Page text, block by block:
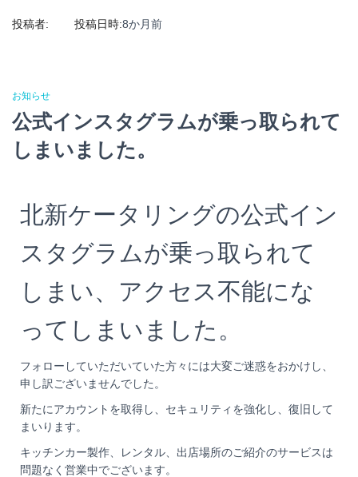
投稿者: 投稿日時:8か月前
お知らせ
公式インスタグラムが乗っ取られて
しまいました。
北新ケータリングの公式イン
スタグラムが乗っ取られて
しまい、アクセス不能にな
ってしまいました。
フォローしていただいていた方々には大変ご迷惑をおかけし、
申し訳ございませんでした。
新たにアカウントを取得し、セキュリティを強化し、復旧して
まいります。
キッチンカー製作、レンタル、出店場所のご紹介のサービスは
問題なく営業中でございます。